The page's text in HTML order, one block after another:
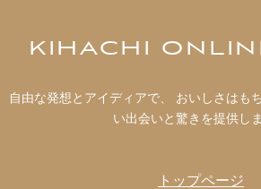
KIHACHI
自由な発想とアイディアで、 おいしさはも
い出会いと驚きを提供しま
トップページ